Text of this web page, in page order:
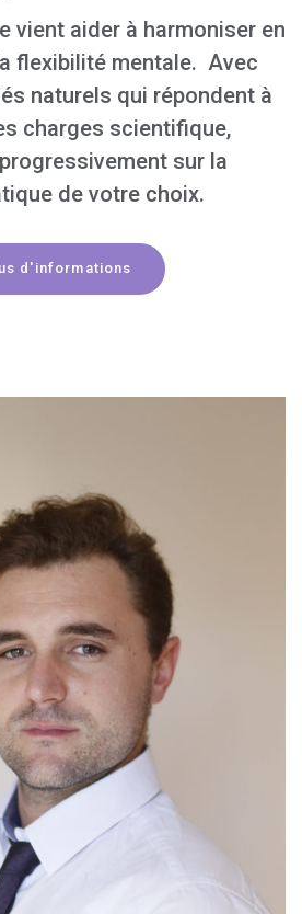
vient aider à harmoniser en
flexibilité mentale. Avec
naturels qui répondent à
charges scientifique,
sur la
de votre choix.
d'informations